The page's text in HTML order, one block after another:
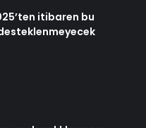
itibaren bu